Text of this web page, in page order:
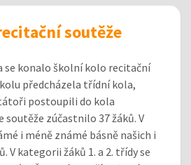
soutěže
se konalo školní kolo recitační
předcházela třídní kola,
postoupili do kola
soutěže zúčastnilo 37 žáků. V
i méně známé básně našich i
V kategorii žáků 1. a 2. třídy se